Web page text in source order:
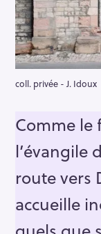
coll. privée - J. Idoux
Comme le
l’évangile
route vers
accueille